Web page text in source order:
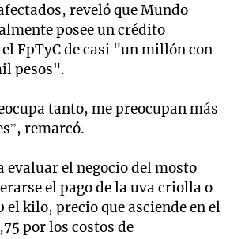
reveló que Mundo
posee un crédito
FpTyC de casi "un millón con
pesos".
tanto, me preocupan más
remarcó.
evaluar el negocio del mosto
el pago de la uva criolla o
el kilo, precio que asciende en el
por los costos de